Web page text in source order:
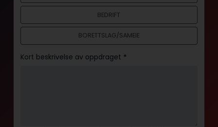
o
d
BEDRIFT
BORETTSLAG/SAMEIE
Kort beskrivelse av oppdraget *